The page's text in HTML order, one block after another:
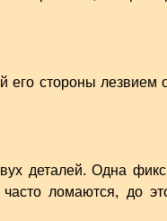
стороны лезвием
деталей. Одна
ломаются, до